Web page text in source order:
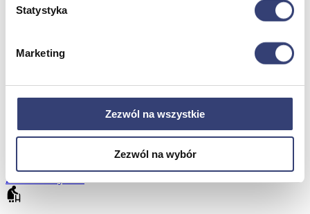
Statystyka
Marketing
Zezwól na wszystkie
Zezwól na wybór
Stoły
Zobacz wszystko
Fotele do masażu
Zobacz wszystko